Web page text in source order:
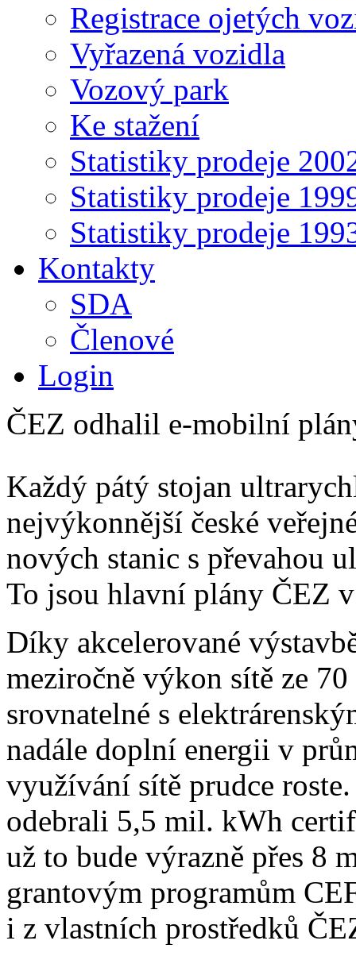
Registrace ojetých
Vyřazená vozidla
Vozový park
Ke stažení
Statistiky prodeje
Statistiky prodeje
Statistiky prodeje
Kontakty
SDA
Členové
Login
ČEZ odhalil e-mobilní
Každý pátý stojan
nejvýkonnější české
nových stanic s převahou
To jsou hlavní plány ČEZ
Díky akcelerované
meziročně výkon sítě ze
srovnatelné s
nadále doplní energii v
využívání sítě prudce
odebrali 5,5 mil. kWh
už to bude výrazně přes
grantovým programům
i z vlastních prostředků